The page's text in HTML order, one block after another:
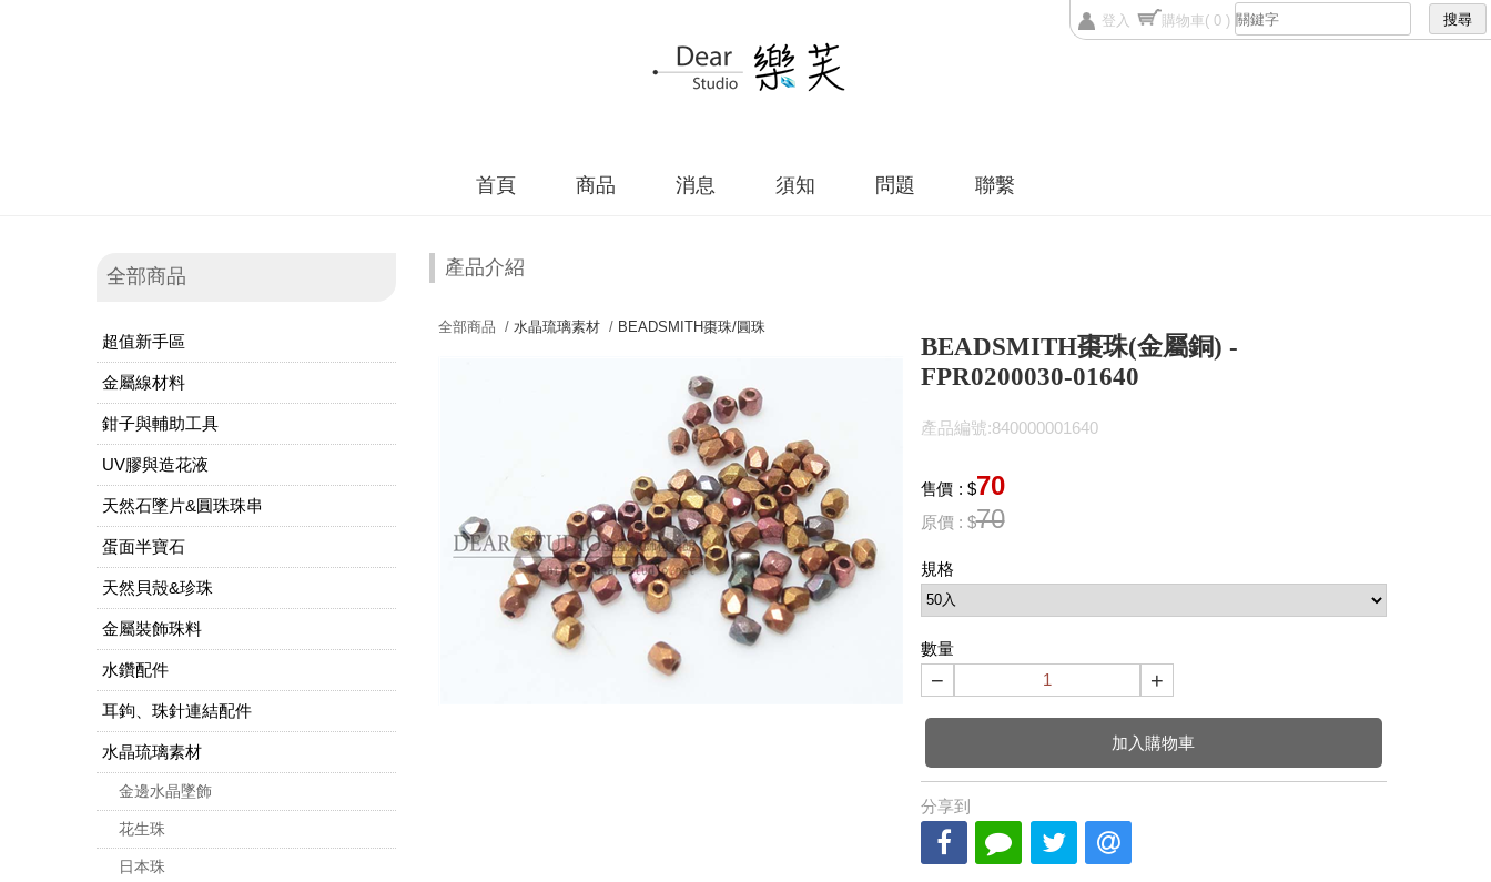
登入 購物車( 0 )
首頁 商品 消息 須知 問題 聯繫
全部商品
超值新手區
金屬線材料
鉗子與輔助工具
UV膠與造花液
天然石墜片&圓珠珠串
蛋面半寶石
天然貝殼&珍珠
金屬裝飾珠料
水鑽配件
耳鉤、珠針連結配件
水晶琉璃素材
金邊水晶墜飾
花生珠
日本珠
產品介紹
全部商品 / 水晶琉璃素材/ BEADSMITH棗珠/圓珠
BEADSMITH棗珠(金屬銅) -
FPR0200030-01640
產品編號:840000001640
售價 : $70
原價 : $70
規格
數量
− +
加入購物車
分享到